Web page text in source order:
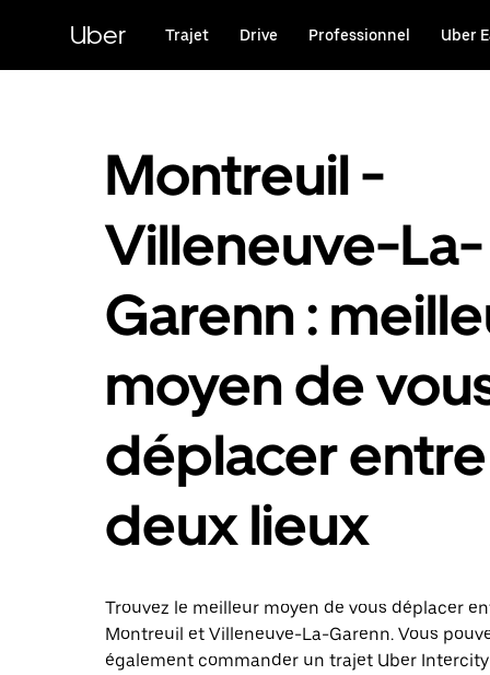
principal
Uber Trajet Drive Professionnel Uber
Montreuil -
Villeneuve-La-
Garenn :
moyen de
déplacer
deux lieux
Trouvez le meilleur moyen de vous déplacer
Montreuil et Villeneuve-La-Garenn. Vous
également commander un trajet Uber